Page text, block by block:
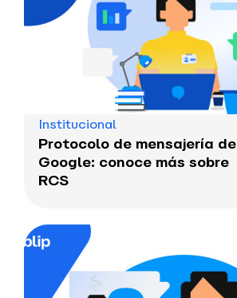
Institucional
Protocolo de mensajería de
Google: conoce más sobre
RCS